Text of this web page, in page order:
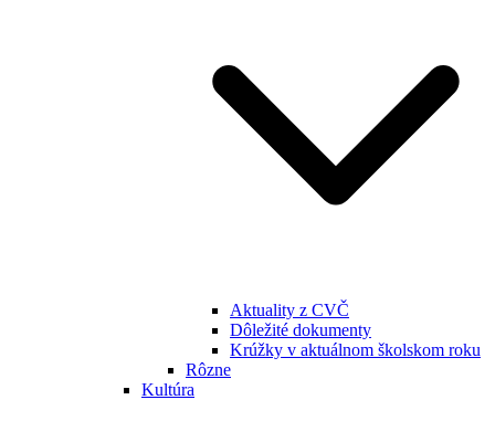
Aktuality z CVČ
Dôležité dokumenty
Krúžky v aktuálnom školskom roku
Rôzne
Kultúra